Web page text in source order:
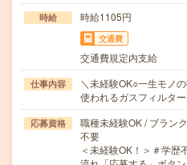
時給 時給1105円
交通費
交通費規定内支給
仕事内容
＼未経験OK○一生モノ
使われるガスフィルタ
応募資格
職種未経験OK / ブラン
不要
＜未経験OK！＞＃学歴